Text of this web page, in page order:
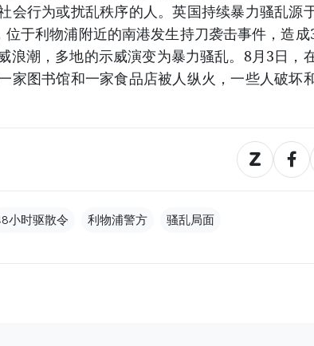
会行为或扰乱秩序的人。英国持续暴力骚乱源
于利物浦附近的南港发生持刀袭击事件，造成
浪潮，多地的示威演变为暴力骚乱。8月3日，
家图书馆和一家食品店被人纵火，一些人破坏
小时驱散令 利物浦警方 骚乱局面